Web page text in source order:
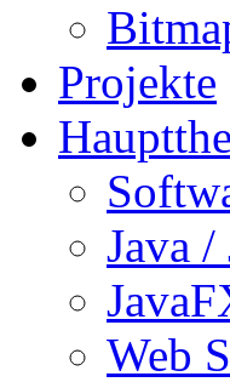
Projekte
Java /
Web